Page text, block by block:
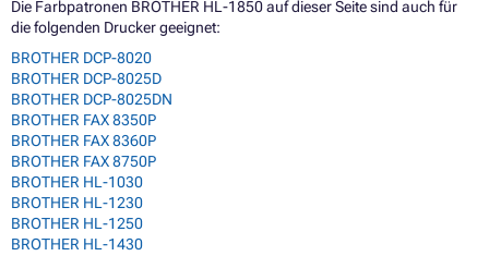
Die Farbpatronen BROTHER HL-1850 auf dieser Seite sind auch für
die folgenden Drucker geeignet:
BROTHER DCP-8020
BROTHER DCP-8025D
BROTHER DCP-8025DN
BROTHER FAX 8350P
BROTHER FAX 8360P
BROTHER FAX 8750P
BROTHER HL-1030
BROTHER HL-1230
BROTHER HL-1250
BROTHER HL-1430